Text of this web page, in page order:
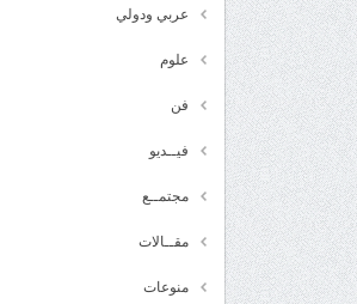
عربي ودولي
علوم
فن
فيــديو
مجتمــع
مقــالات
منوعات